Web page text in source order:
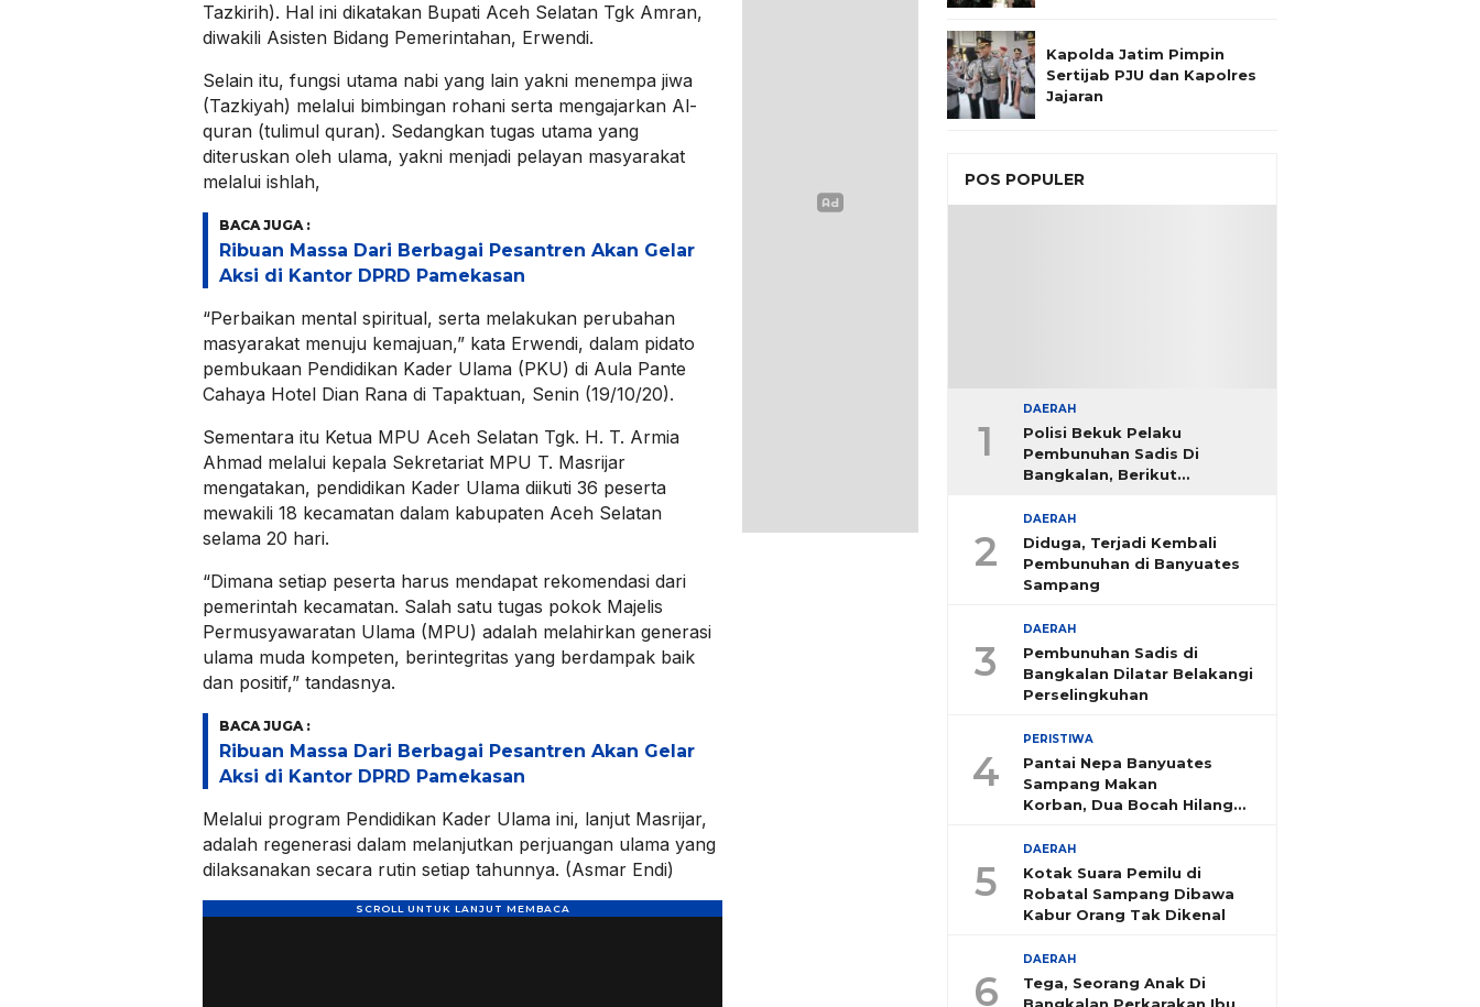
Tazkirih). Hal ini dikatakan Bupati Aceh Selatan Tgk Amran,
diwakili Asisten Bidang Pemerintahan, Erwendi.
Selain itu, fungsi utama nabi yang lain yakni menempa jiwa
(Tazkiyah) melalui bimbingan rohani serta mengajarkan Al-
quran (tulimul quran). Sedangkan tugas utama yang
diteruskan oleh ulama, yakni menjadi pelayan masyarakat
melalui ishlah,
BACA JUGA :
Ribuan Massa Dari Berbagai Pesantren Akan Gelar
Aksi di Kantor DPRD Pamekasan
“Perbaikan mental spiritual, serta melakukan perubahan
masyarakat menuju kemajuan,” kata Erwendi, dalam pidato
pembukaan Pendidikan Kader Ulama (PKU) di Aula Pante
Cahaya Hotel Dian Rana di Tapaktuan, Senin (19/10/20).
Sementara itu Ketua MPU Aceh Selatan Tgk. H. T. Armia
Ahmad melalui kepala Sekretariat MPU T. Masrijar
mengatakan, pendidikan Kader Ulama diikuti 36 peserta
mewakili 18 kecamatan dalam kabupaten Aceh Selatan
selama 20 hari.
“Dimana setiap peserta harus mendapat rekomendasi dari
pemerintah kecamatan. Salah satu tugas pokok Majelis
Permusyawaratan Ulama (MPU) adalah melahirkan generasi
ulama muda kompeten, berintegritas yang berdampak baik
dan positif,” tandasnya.
BACA JUGA :
Ribuan Massa Dari Berbagai Pesantren Akan Gelar
Aksi di Kantor DPRD Pamekasan
Melalui program Pendidikan Kader Ulama ini, lanjut Masrijar,
adalah regenerasi dalam melanjutkan perjuangan ulama yang
dilaksanakan secara rutin setiap tahunnya. (Asmar Endi)
Kapolda Jatim Pimpin
Sertijab PJU dan Kapolres
Jajaran
POS POPULER
1
DAERAH
Polisi Bekuk Pelaku
Pembunuhan Sadis Di
Bangkalan, Berikut
2
DAERAH
Diduga, Terjadi Kembali
Pembunuhan di Banyuates
Sampang
3
DAERAH
Pembunuhan Sadis di
Bangkalan Dilatar Belakangi
Perselingkuhan
4
PERISTIWA
Pantai Nepa Banyuates
Sampang Makan
Korban, Dua Bocah Hilang
5
DAERAH
Kotak Suara Pemilu di
Robatal Sampang Dibawa
Kabur Orang Tak Dikenal
6
DAERAH
Tega, Seorang Anak Di